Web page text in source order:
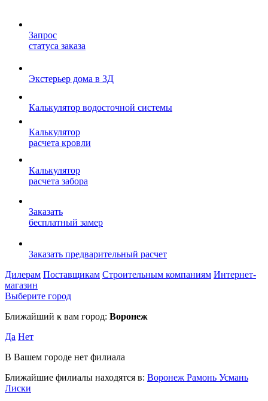
Запрос
статуса заказа
Экстерьер дома в 3Д
Калькулятор водосточной системы
Калькулятор
расчета кровли
Калькулятор
расчета забора
Заказать
бесплатный замер
Заказать предварительный расчет
Дилерам Поставщикам Строительным компаниям Интернет-
магазин
Выберите город
Ближайший к вам город: Воронеж
Да Нет
В Вашем городе нет филиала
Ближайшие филиалы находятся в: Воронеж Рамонь Усмань
Лиски